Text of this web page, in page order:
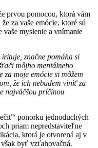
prvou pomocou, ktorá vám
za vaše emócie, ktoré sú
myslenie a vnímanie
značne pomáha si
môjho mentálneho
za moje emócie si môžem
že ich nebudem viniť za
najväčšou príčinou
ponorku jednoduchých
priam nepredstaviteľne
ktorá je otvorená aj v
byť vzťahovačná.